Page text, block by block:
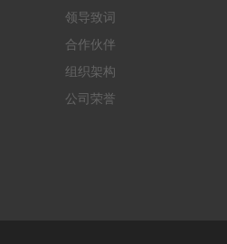
领导致词
合作伙伴
组织架构
公司荣誉